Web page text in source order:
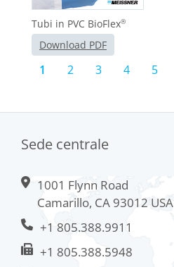
Tubi in PVC BioFlex®
Download PDF
1 2 3 4 5
Sede centrale
1001 Flynn Road
Camarillo, CA 93012 USA
+1 805.388.9911
+1 805.388.5948